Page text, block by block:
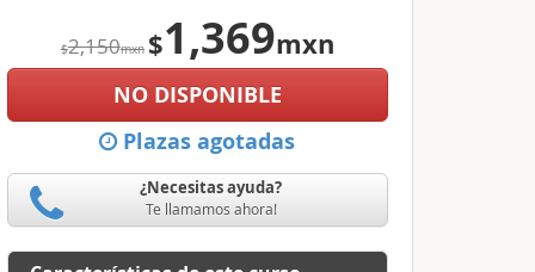
$2,150mxn $1,369mxn
NO DISPONIBLE
Plazas agotadas
¿Necesitas ayuda?
Te llamamos ahora!